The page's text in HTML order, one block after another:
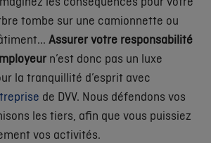
tombe sur une camionnette ou
Assurer votre responsabilité
n’est donc pas un luxe
la tranquillité d’esprit avec
de DVV. Nous défendons vos
les tiers, afin que vous puissiez
vos activités.